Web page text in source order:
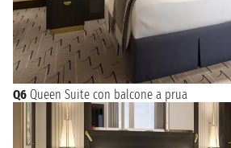
Q6 Queen Suite con balcone a prua